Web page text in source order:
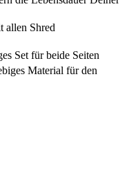
allen Shred
Set für beide Seiten
Material für den